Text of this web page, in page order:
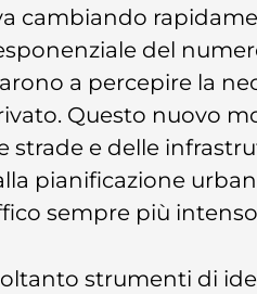
cambiando
del
a percepire la
Questo nuovo
strade e delle
pianificazione
sempre più
strumenti di